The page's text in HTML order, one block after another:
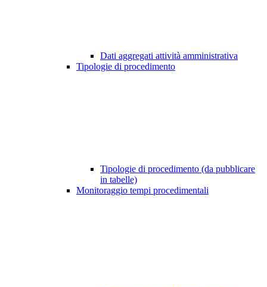
Dati aggregati attività amministrativa
Tipologie di procedimento
Tipologie di procedimento (da pubblicare
in tabelle)
Monitoraggio tempi procedimentali